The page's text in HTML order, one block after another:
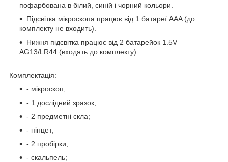
пофарбована в білий, синій і чорний кольори.
Підсвітка мікроскопа працює від 1 батареї AAA (до
комплекту не входить).
Нижня підсвітка працює від 2 батарейок 1.5V
AG13/LR44 (входять до комплекту).
Комплектація:
- мікроскоп;
- 1 дослідний зразок;
- 2 предметні скла;
- пінцет;
- 2 пробірки;
- скальпель;